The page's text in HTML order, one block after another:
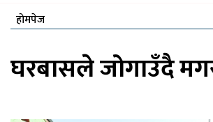
होमपेज
घरबासले जोगाउँदै